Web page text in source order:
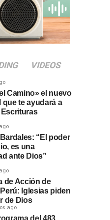
VIDEOS
Camino» el nuevo
te ayudará a
“El poder
es una
ante Dios”
de Acción de
Iglesias piden
de Dios
ago
del 483